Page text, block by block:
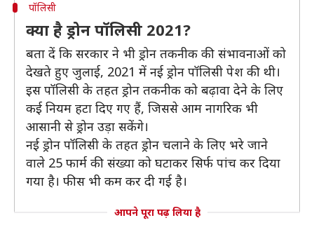
पॉलिसी
क्या है ड्रोन पॉलिसी 2021?
बता दें कि सरकार ने भी ड्रोन तकनीक की संभावनाओं को
देखते हुए जुलाई, 2021 में नई ड्रोन पॉलिसी पेश की थी।
इस पॉलिसी के तहत ड्रोन तकनीक को बढ़ावा देने के लिए
कई नियम हटा दिए गए हैं, जिससे आम नागरिक भी
आसानी से ड्रोन उड़ा सकेंगे।
नई ड्रोन पॉलिसी के तहत ड्रोन चलाने के लिए भरे जाने
वाले 25 फार्म की संख्या को घटाकर सिर्फ पांच कर दिया
गया है। फीस भी कम कर दी गई है।
आपने पूरा पढ़ लिया है